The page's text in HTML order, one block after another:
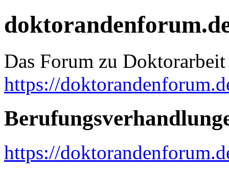
Das Forum zu
https://
https://